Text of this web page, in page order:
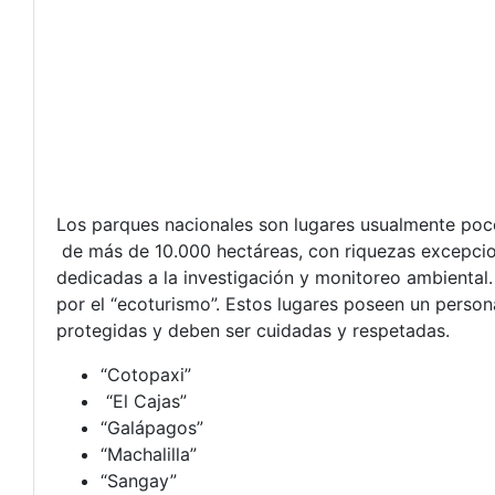
Los parques nacionales son lugares usualmente
de más de 10.000 hectáreas, con riquezas
dedicadas a la investigación y monitoreo
por el “ecoturismo”. Estos lugares poseen un
protegidas y deben ser cuidadas y respetadas.
“Cotopaxi”
“El Cajas”
“Galápagos”
“Machalilla”
“Sangay”